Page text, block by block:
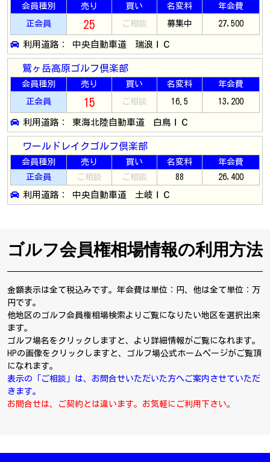
会員種別 売り 買い 名変料 年会費
正会員 25 ご相談 募集中 27,500
利用道路： 中央自動車道 瑞浪ＩＣ
鷲ヶ岳高原ゴルフ倶楽部
会員種別 売り 買い 名変料 年会費
正会員 15 ご相談 16.5 13,200
利用道路： 東海北陸自動車道 白鳥ＩＣ
ワールドレイクゴルフ倶楽部
会員種別 売り 買い 名変料
年会費
正会員
ご相談 ご相談 88 26,400
利用道路： 中央自動車道 土岐ＩＣ
ゴルフ会員権相場情報の利用方法
金額表示は全て税込みです。年会費は単位：円、他は全て単位：万
円です。
他地区のゴルフ会員権相場検索よりご覧になりたい地区を選択出来
ます。
ゴルフ場名をクリックしますと、より詳細情報がご覧になれます。
HPの画像をクリックしますと、ゴルフ場公式ホームページがご覧頂
になれます。
表示の「ご相談」は、お問合せいただいた方へご案内させていただ
きます。
お問合せは、ご契約とは違います。お気軽にご利用下さい。